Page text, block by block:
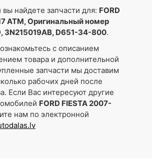
вы найдете запчасти для: FORD
ATM, Оригинальный номер
3N215019AB, D651-34-800.
с описанием
товара и дополнительной
запчасти мы доставим
рабочих дней после
Если Вас интересуют другие
FORD FIESTA 2007-
нам по электронной